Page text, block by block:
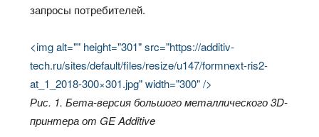
запросы потребителей.
<img alt="" height="301" src="https://additiv-
tech.ru/sites/default/files/resize/u147/formnext-ris2-
at_1_2018-300×301.jpg" width="300" />
Рис. 1. Бета-версия большого металлического 3D-
принтера от GE Additive